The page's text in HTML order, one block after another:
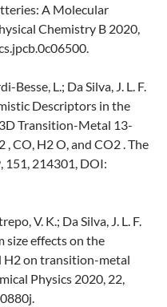
A Molecular
Chemistry B 2020,
Besse, L.; Da Silva, J. L. F.
Descriptors in the
Transition-Metal 13-
CO, H2 O, and CO2 . The
151, 214301, DOI:
V. K.; Da Silva, J. L. F.
effects on the
H2 on transition-metal
Physics 2020, 22,